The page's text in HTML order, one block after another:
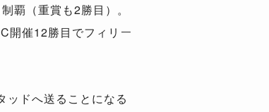
覇（重賞も2勝目）。
開催12勝目でフィリー
ドへ送ることになる